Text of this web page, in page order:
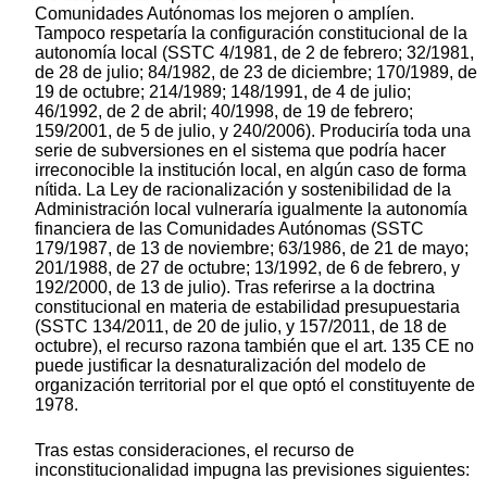
Comunidades Autónomas los mejoren o amplíen.
Tampoco respetaría la configuración constitucional de la
autonomía local (SSTC 4/1981, de 2 de febrero; 32/1981,
de 28 de julio; 84/1982, de 23 de diciembre; 170/1989, de
19 de octubre; 214/1989; 148/1991, de 4 de julio;
46/1992, de 2 de abril; 40/1998, de 19 de febrero;
159/2001, de 5 de julio, y 240/2006). Produciría toda una
serie de subversiones en el sistema que podría hacer
irreconocible la institución local, en algún caso de forma
nítida. La Ley de racionalización y sostenibilidad de la
Administración local vulneraría igualmente la autonomía
financiera de las Comunidades Autónomas (SSTC
179/1987, de 13 de noviembre; 63/1986, de 21 de mayo;
201/1988, de 27 de octubre; 13/1992, de 6 de febrero, y
192/2000, de 13 de julio). Tras referirse a la doctrina
constitucional en materia de estabilidad presupuestaria
(SSTC 134/2011, de 20 de julio, y 157/2011, de 18 de
octubre), el recurso razona también que el art. 135 CE no
puede justificar la desnaturalización del modelo de
organización territorial por el que optó el constituyente de
1978.
Tras estas consideraciones, el recurso de
inconstitucionalidad impugna las previsiones siguientes: